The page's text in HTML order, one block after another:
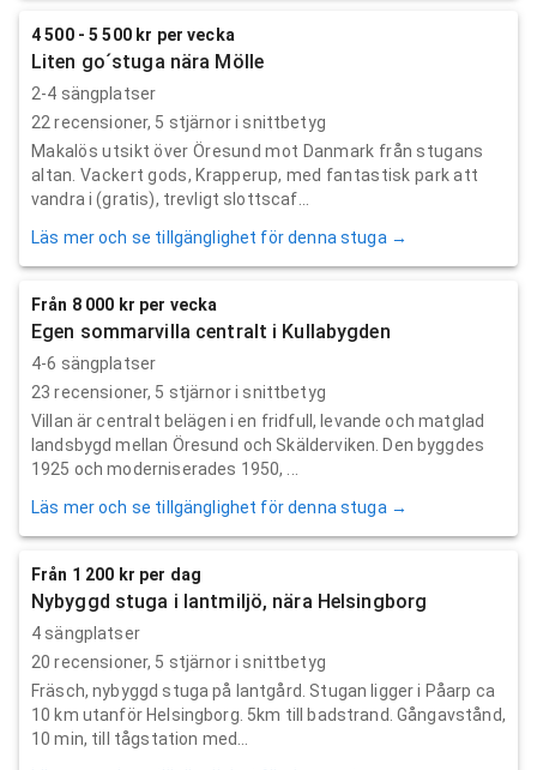
4 500 - 5 500 kr per vecka
Liten go´stuga nära Mölle
2-4 sängplatser
22 recensioner, 5 stjärnor i snittbetyg
Makalös utsikt över Öresund mot Danmark från stugans
altan. Vackert gods, Krapperup, med fantastisk park att
vandra i (gratis), trevligt slottscaf...
Läs mer och se tillgänglighet för denna stuga →
Från 8 000 kr per vecka
Egen sommarvilla centralt i Kullabygden
4-6 sängplatser
23 recensioner, 5 stjärnor i snittbetyg
Villan är centralt belägen i en fridfull, levande och matglad
landsbygd mellan Öresund och Skälderviken. Den byggdes
1925 och moderniserades 1950, ...
Läs mer och se tillgänglighet för denna stuga →
Från 1 200 kr per dag
Nybyggd stuga i lantmiljö, nära Helsingborg
4 sängplatser
20 recensioner, 5 stjärnor i snittbetyg
Fräsch, nybyggd stuga på lantgård. Stugan ligger i Påarp ca
10 km utanför Helsingborg. 5km till badstrand. Gångavstånd,
10 min, till tågstation med...